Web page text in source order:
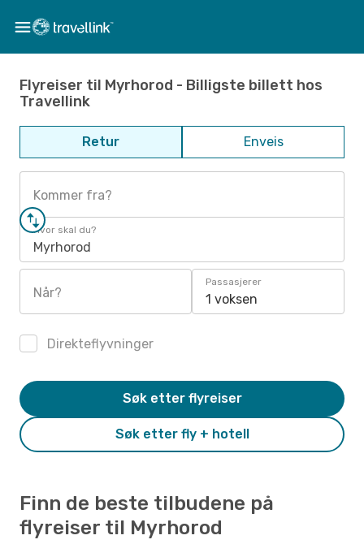
Flyreiser til Myrhorod - Billigste billett hos
Travellink
Retur Enveis
Kommer fra?
Hvor skal du?
Myrhorod
Når?
Passasjerer
1 voksen
Direkteflyvninger
Søk etter fly + hotell
Søk etter flyreiser
Finn de beste tilbudene på
flyreiser til Myrhorod